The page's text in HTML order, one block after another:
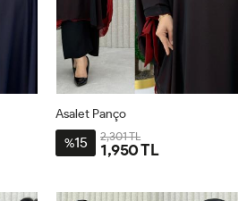
BDN-
Asalet Panço
%15 2,301 TL
1,950 TL